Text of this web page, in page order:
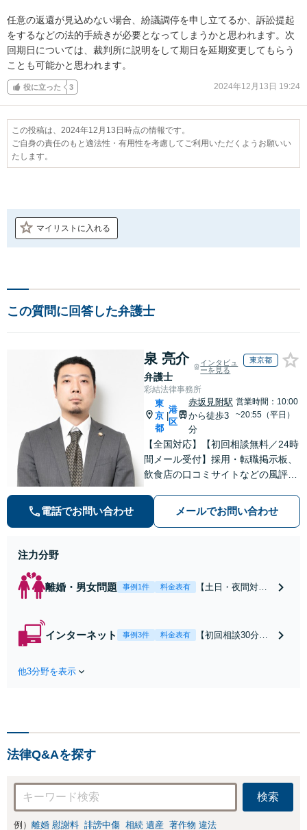
任意の返還が見込めない場合、紛議調停を申し立てるか、訴訟提起
をするなどの法的手続きが必要となってしまうかと思われます。次
回期日については、裁判所に説明をして期日を延期変更してもらう
ことも可能かと思われます。
役に立った 3 2024年12月13日 19:24
この投稿は、2024年12月13日時点の情報です。
ご自身の責任のもと適法性・有用性を考慮してご利用いただくようお願いい
たします。
マイリストに入れる
この質問に回答した弁護士
泉 亮介
弁護士
インタビュ
ーを見る
東京都
彩結法律事務所
東
京
都
港
区
赤坂見附駅
から徒歩3
分
営業時間：10:00
~20:55（平日）
【全国対応】【初回相談無料／24時
間メール受付】採用・転職掲示板、
飲食店の口コミサイトなどの風評被
の種類を問わず相談可。可能な限り
早期対応で駆けつけサポート【労
電話でお問い合わせ メールでお問い合わせ
注力分野
離婚・男女問題 事例1件 料金表有
【土日・夜間対応
れたら、サインす
インターネット 事例3件 料金表有
【初回相談30分無
お店の風評被害対
応可：開示請求の
意見照会が来たと
きの対処法、被害
者との示談交渉
他3分野を表示
法律Q&Aを探す
検索
例） 離婚 慰謝料 誹謗中傷 相続 遺産 著作物 違法